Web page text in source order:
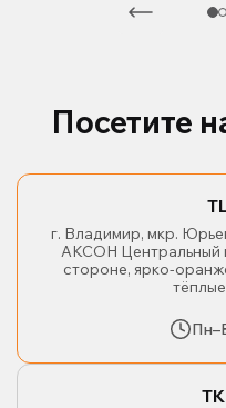
Посетите
г. Владимир, мкр.
АКСОН Центральный
стороне, ярко-